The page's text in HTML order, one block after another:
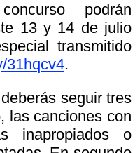
podrán
13 y 14 de julio
transmitido
31hqcv4.
seguir tres
las canciones con
inapropiados o